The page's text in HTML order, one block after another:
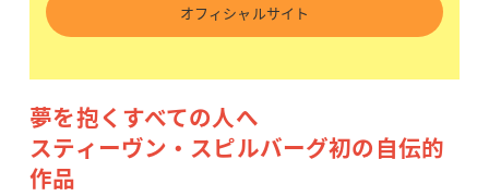
オフィシャルサイト
夢を抱くすべての人へ
スティーヴン・スピルバーグ初の自伝的
作品